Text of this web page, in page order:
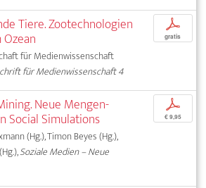
Tiere. Zootechnologien
für Medienwissenschaft
für Medienwissenschaft 4
p
gratis
Neue Mengen-
Social Simulations
(Hg.), Timon Beyes (Hg.),
Soziale Medien – Neue
p
€ 9,95